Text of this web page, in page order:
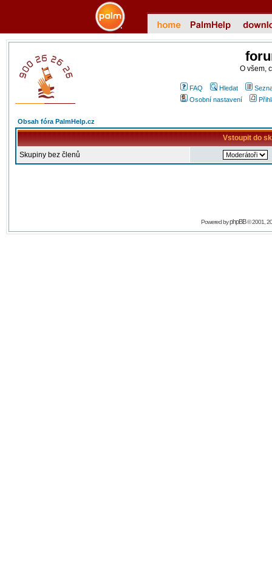
O všem,
FAQ Hledat
Osobní nastavení
Obsah fóra PalmHelp.cz
Vstoupit do
Skupiny bez členů
Powered byphpBB© 2001,